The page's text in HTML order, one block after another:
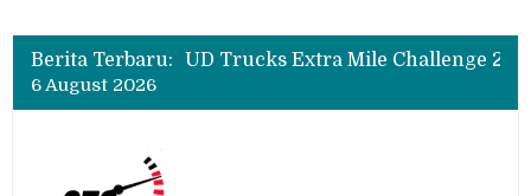
Berita Terbaru:
UD Trucks Extra Mile Challenge 2026 Lahirkan Pengemudi Truk Terbaik, Crisanto Melaju ke Jepang
Biaya Operasional Geely Starray EM-i Mulai Rp514 Ribu per Bulan, Jarak Tempuh Tembus 1.000 Km
6 August 2026